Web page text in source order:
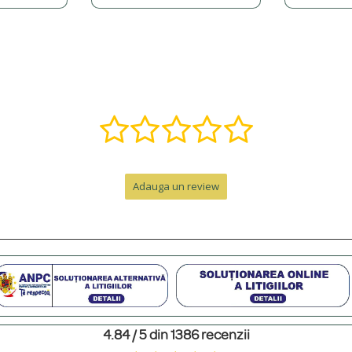
la care se adaugă timpul de livrare.
Pentru un cadou memorabil, poți adăuga o cutie premium cu
Adauga un review
4.84 / 5 din 1386 recenzii